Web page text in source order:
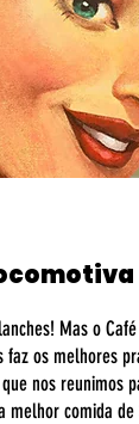
Mas o
faz os melhores
nos reunimos
melhor comida